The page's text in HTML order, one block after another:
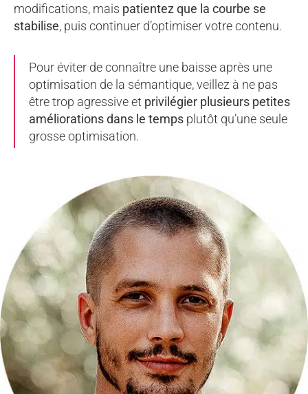
modifications, mais patientez que la courbe se
stabilise, puis continuer d’optimiser votre contenu.
Pour éviter de connaître une baisse après une
optimisation de la sémantique, veillez à ne pas
être trop agressive et privilégier plusieurs petites
améliorations dans le temps plutôt qu’une seule
grosse optimisation.